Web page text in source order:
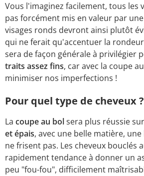
Vous l'imaginez facilement, tous les
pas forcément mis en valeur par
visages ronds devront ainsi plutôt
qui ne ferait qu'accentuer la
sera de façon générale à privilégier
traits assez fins, car avec la coupe
minimiser nos imperfections !
Pour quel type de cheveux ?
La coupe au bolsera plus réussie
et épais, avec une belle matière, une
ne frisent pas. Les cheveux bouclés
rapidement tendance à donner un
peu "fou-fou", difficilement